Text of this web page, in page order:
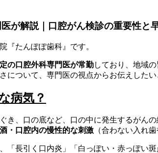
医が解説｜口腔がん検診の重要性と
『たんぽぽ歯科』です。
の口腔外科専門医が常勤しており、地域
について、専門医の視点からお伝えしたい
病気？
き、口の底など、口の中に発生するがんの
・口腔内の慢性的な刺激 （合わない入れ
「長引く口内炎」「白っぽい・赤っぽい